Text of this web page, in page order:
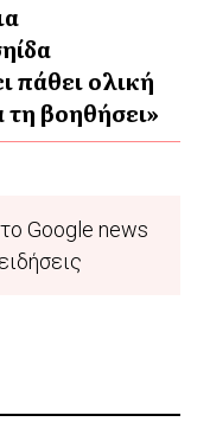
πάθει ολική
βοηθήσει»
Google news